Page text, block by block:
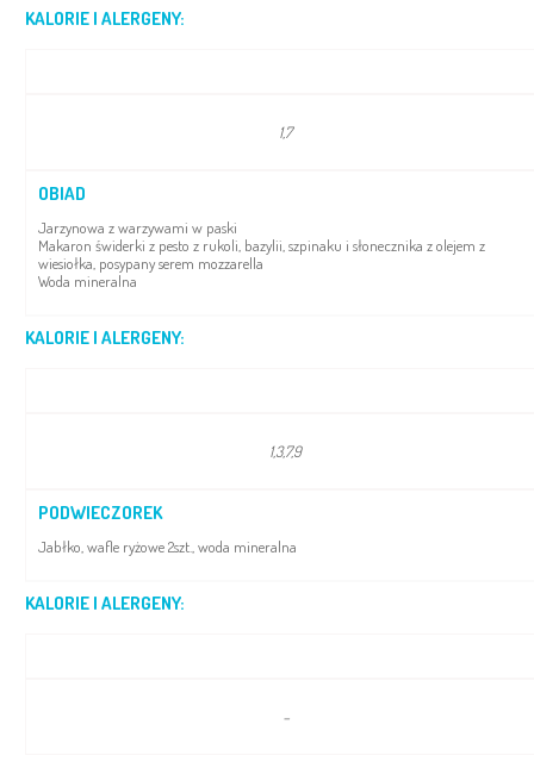
KALORIE I ALERGENY:
1,7
OBIAD
Jarzynowa z warzywami w paski
Makaron świderki z pesto z rukoli, bazylii, szpinaku i słonecznika z olejem z
wiesiołka, posypany serem mozzarella
Woda mineralna
KALORIE I ALERGENY:
1,3,7,9
PODWIECZOREK
Jabłko, wafle ryżowe 2szt., woda mineralna
KALORIE I ALERGENY:
–